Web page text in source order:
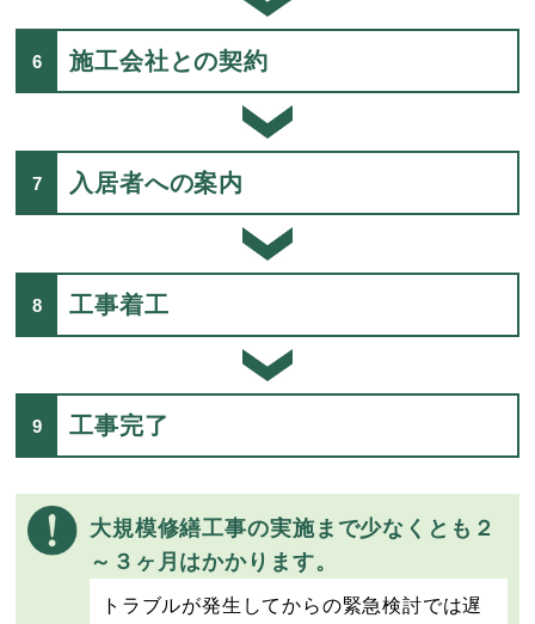
施工会社との契約
入居者への案内
工事着工
工事完了
大規模修繕工事の実施まで少なくとも２
～３ヶ月はかかります。
トラブルが発生してからの緊急検討では遅